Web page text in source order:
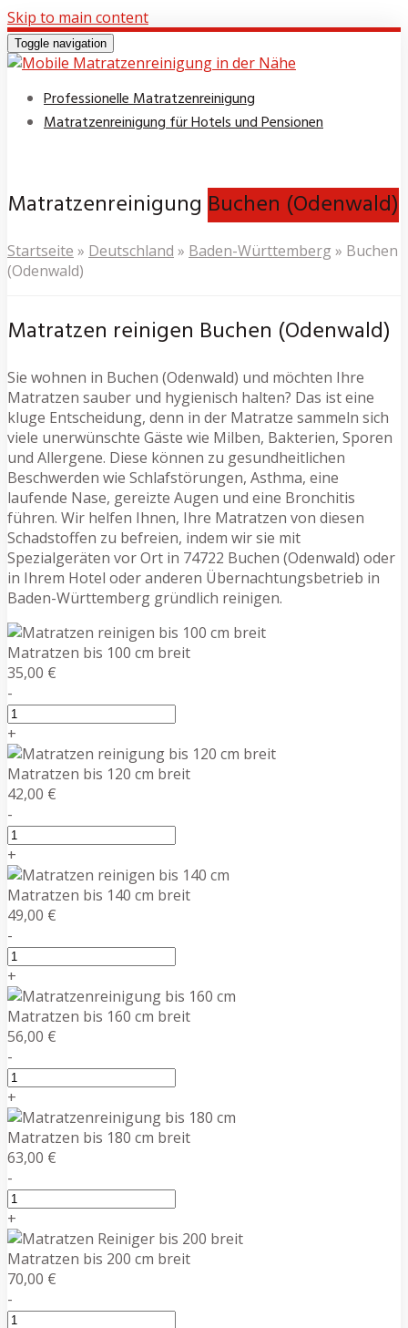
Skip to main content
Toggle navigation
Professionelle Matratzenreinigung
Matratzenreinigung für Hotels und Pensionen
Matratzenreinigung Buchen (Odenwald)
Startseite » Deutschland » Baden-Württemberg » Buchen
(Odenwald)
Matratzen reinigen Buchen (Odenwald)
Sie wohnen in Buchen (Odenwald) und möchten Ihre
Matratzen sauber und hygienisch halten? Das ist eine
kluge Entscheidung, denn in der Matratze sammeln sich
viele unerwünschte Gäste wie Milben, Bakterien, Sporen
und Allergene. Diese können zu gesundheitlichen
Beschwerden wie Schlafstörungen, Asthma, eine
laufende Nase, gereizte Augen und eine Bronchitis
führen. Wir helfen Ihnen, Ihre Matratzen von diesen
Schadstoffen zu befreien, indem wir sie mit
Spezialgeräten vor Ort in 74722 Buchen (Odenwald) oder
in Ihrem Hotel oder anderen Übernachtungsbetrieb in
Baden-Württemberg gründlich reinigen.
Matratzen bis 100 cm breit
35,00 €
-
+
Matratzen bis 120 cm breit
42,00 €
-
+
Matratzen bis 140 cm breit
49,00 €
-
+
Matratzen bis 160 cm breit
56,00 €
-
+
Matratzen bis 180 cm breit
63,00 €
-
+
Matratzen bis 200 cm breit
70,00 €
-